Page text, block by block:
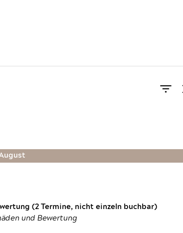
(2 Termine, nicht einzeln buchbar)
und Bewertung